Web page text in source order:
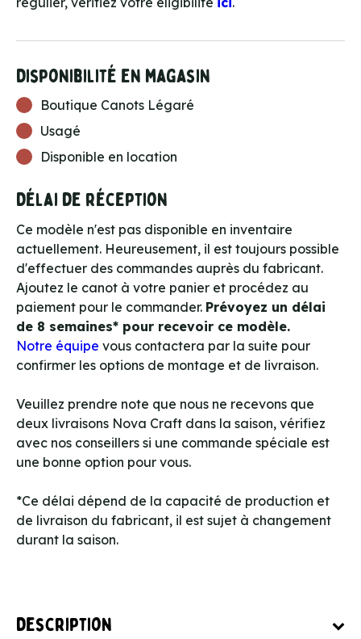
Description
Disponibilité en magasin
Boutique Canots Légaré
Usagé
Disponible en location
Délai de réception
Ce modèle n'est pas disponible en inventaire
actuellement. Heureusement, il est toujours possible
d'effectuer des commandes auprès du fabricant.
Ajoutez le canot à votre panier et procédez au
paiement pour le commander. Prévoyez un délai
de 8 semaines* pour recevoir ce modèle.
Notre équipe vous contactera par la suite pour
confirmer les options de montage et de livraison.
Veuillez prendre note que nous ne recevons que
deux livraisons Nova Craft dans la saison, vérifiez
avec nos conseillers si une commande spéciale est
une bonne option pour vous.
*Ce délai dépend de la capacité de production et
de livraison du fabricant, il est sujet à changement
durant la saison.